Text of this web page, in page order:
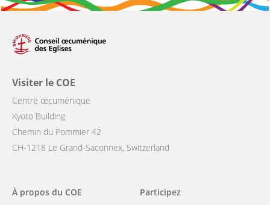
Visiter le COE
Centre œcuménique
Kyoto Building
Chemin du Pommier 42
CH-1218 Le Grand-Saconnex, Switzerland
Main
À propos du COE
Participez